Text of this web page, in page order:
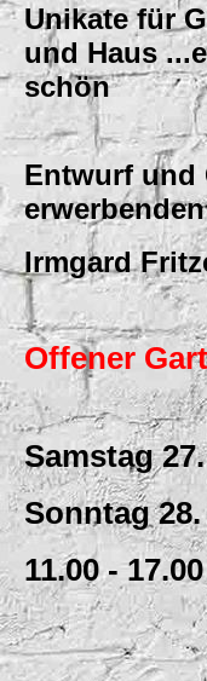
Unikate für
und Haus
schön
Entwurf und
Irmgard
Offener
Samstag
Sonntag
11.00 -